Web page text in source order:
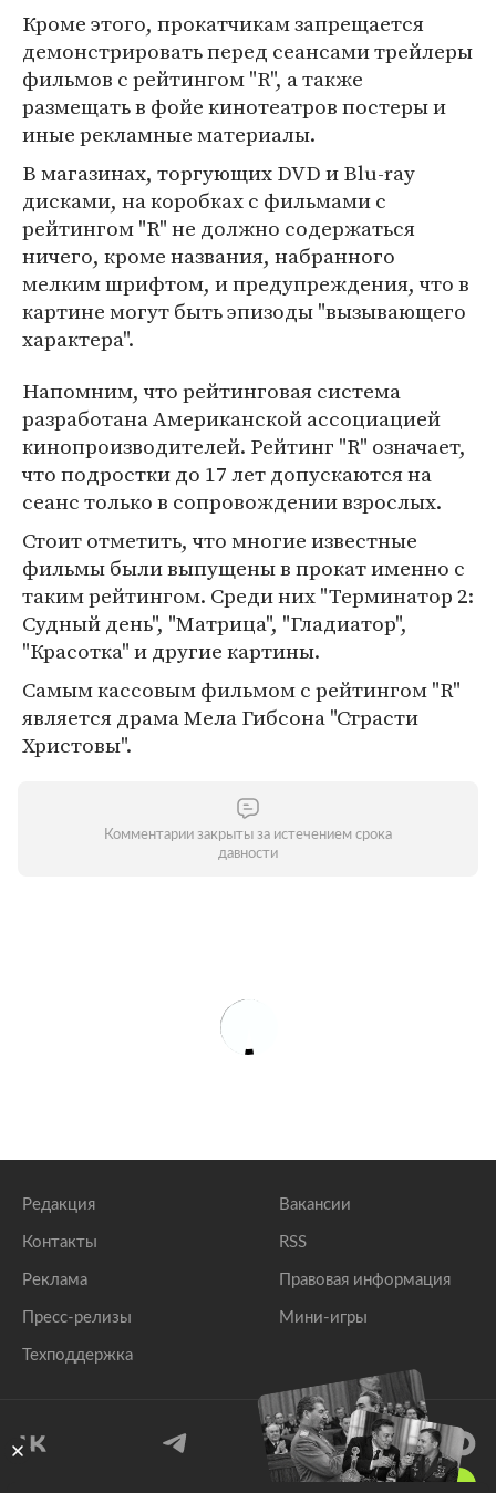
Кроме этого, прокатчикам запрещается
демонстрировать перед сеансами трейлеры
фильмов с рейтингом "R", а также
размещать в фойе кинотеатров постеры и
иные рекламные материалы.
В магазинах, торгующих DVD и Blu-ray
дисками, на коробках с фильмами с
рейтингом "R" не должно содержаться
ничего, кроме названия, набранного
мелким шрифтом, и предупреждения, что в
картине могут быть эпизоды "вызывающего
характера".
Напомним, что рейтинговая система
разработана Американской ассоциацией
кинопроизводителей. Рейтинг "R" означает,
что подростки до 17 лет допускаются на
сеанс только в сопровождении взрослых.
Стоит отметить, что многие известные
фильмы были выпущены в прокат именно с
таким рейтингом. Среди них "Терминатор 2:
Судный день", "Матрица", "Гладиатор",
"Красотка" и другие картины.
Самым кассовым фильмом с рейтингом "R"
является драма Мела Гибсона "Страсти
Христовы".
Комментарии закрыты за истечением срока
давности
Редакция
Контакты
Реклама
Пресс-релизы
Техподдержка
Вакансии
RSS
Правовая информация
Мини-игры